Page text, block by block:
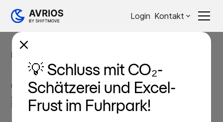
Login Kontakt
💡 Schluss mit CO₂-
Schätzerei und Excel-
Frust im Fuhrpark!
Blog
Regelungen für den
Gebrauch von Dienstwagen
im Urlaub